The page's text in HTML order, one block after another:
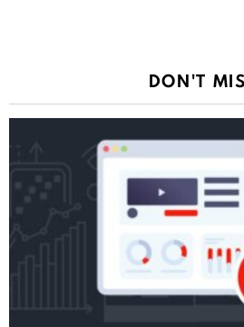
DON'T